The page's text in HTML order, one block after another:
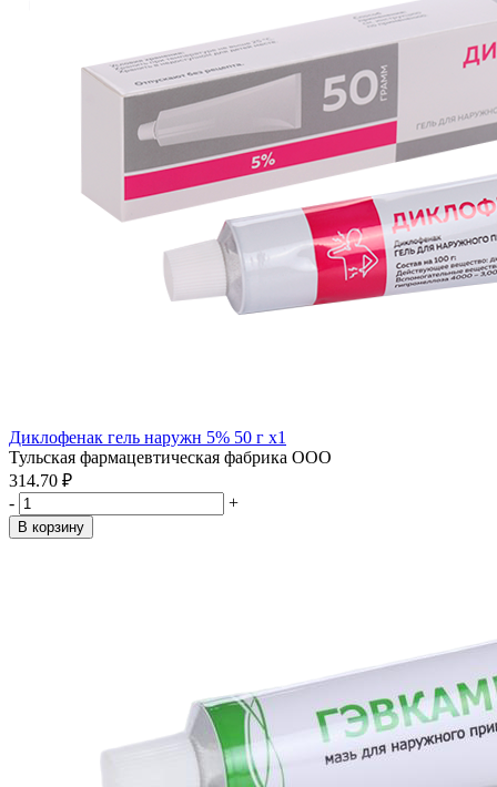
Диклофенак гель наружн 5% 50 г x1
Тульская фармацевтическая фабрика ООО
314.70 ₽
-
+
В корзину